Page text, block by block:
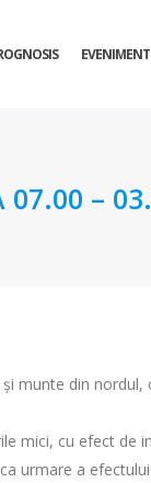
07.00 –
munte din
mici, cu efect de
urmare a